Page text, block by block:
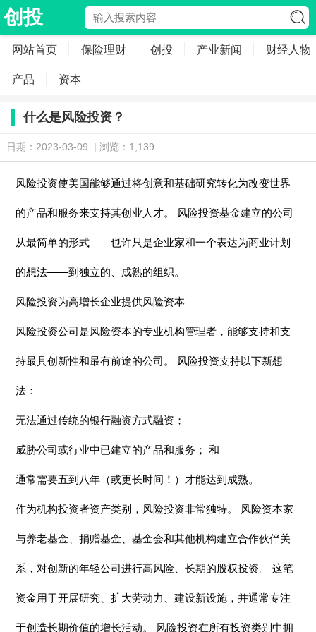
创投
网站首页 保险理财 创投 产业新闻 财经人物
产品 资本
什么是风险投资？
日期：2023-03-09 | 浏览：1,139
风险投资使美国能够通过将创意和基础研究转化为改变世界
的产品和服务来支持其创业人才。 风险投资基金建立的公司
从最简单的形式——也许只是企业家和一个表达为商业计划
的想法——到独立的、成熟的组织。
风险投资为高增长企业提供风险资本
风险投资公司是风险资本的专业机构管理者，能够支持和支
持最具创新性和最有前途的公司。 风险投资支持以下新想
法：
无法通过传统的银行融资方式融资；
威胁公司或行业中已建立的产品和服务； 和
通常需要五到八年（或更长时间！）才能达到成熟。
作为机构投资者资产类别，风险投资非常独特。 风险资本家
与养老基金、捐赠基金、基金会和其他机构建立合作伙伴关
系，对创新的年轻公司进行高风险、长期的股权投资。 这笔
资金用于开展研究、扩大劳动力、建设新设施，并通常专注
于创造长期价值的增长活动。 风险投资在所有投资类别中拥